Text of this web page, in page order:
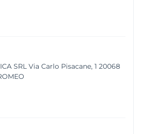
SRL Via Carlo Pisacane, 1 20068